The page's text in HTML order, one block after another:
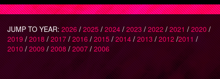
JUMP TO YEAR:2026/2025/2024/2023/2022/2021/2020/
2019/2018/2017/2016/2015/2014/2013/2012/2011 /
2010/2009/2008/2007/2006